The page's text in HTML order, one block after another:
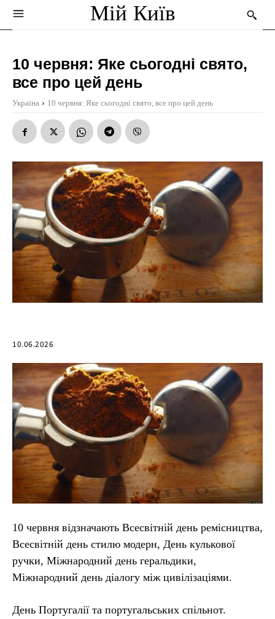
Мій Київ
10 червня: Яке сьогодні свято,
все про цей день
Україна 10 червня: Яке сьогодні свято, все про цей день
10.06.2026
10 червня відзначають Всесвітній день ремісництва,
Всесвітній день стилю модерн, День кулькової
ручки, Міжнародний день геральдики,
Міжнародний день діалогу між цивілізаціями.
День Португалії та португальських спільнот.